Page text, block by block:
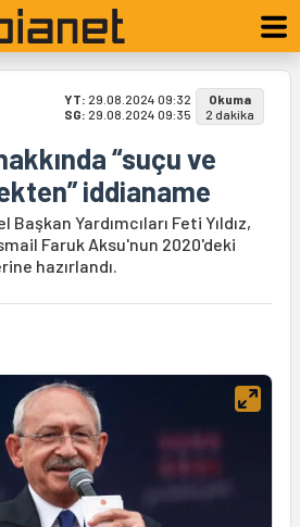
YT: 29.08.2024 09:32
SG: 29.08.2024 09:35
Okuma
2 dakika
“suçu ve
iddianame
Başkan Yardımcıları Feti Yıldız,
Faruk Aksu'nun 2020'deki
hazırlandı.